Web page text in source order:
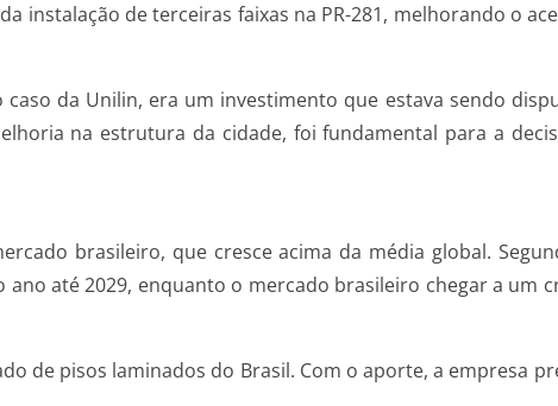
instalação de terceiras faixas na PR-281, melhorando o
da Unilin, era um investimento que estava sendo
na estrutura da cidade, foi fundamental para a
brasileiro, que cresce acima da média global.
até 2029, enquanto o mercado brasileiro chegar a um
de pisos laminados do Brasil. Com o aporte, a empresa